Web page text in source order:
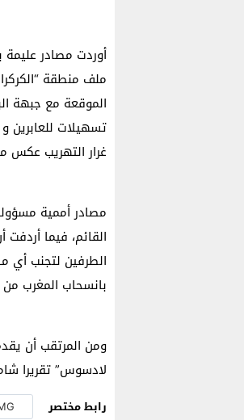
أوردت مصادر
ملف منطقة
تسهيلات
غرار التهريب عكس
مصادر أممية
القائم، فيما
الطرفين لتجنب أي
بانسحاب المغرب
ومن المرتقب أن
لادسوس” تقريرا
رابط مختصر